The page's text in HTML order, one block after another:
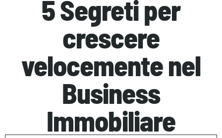
5 Segreti per
crescere
velocemente nel
Business
Immobiliare